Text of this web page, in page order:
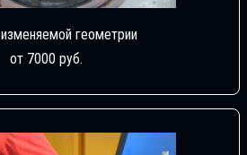
геометрии
от 7000 руб.